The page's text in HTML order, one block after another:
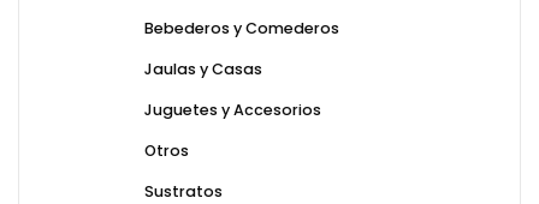
Bebederos y Comederos
Jaulas y Casas
Juguetes y Accesorios
Otros
Sustratos